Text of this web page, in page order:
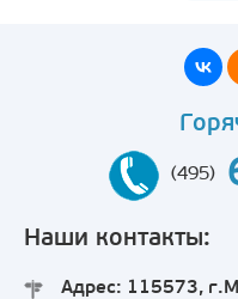
(495)
Наши контакты:
Адрес: 115573,